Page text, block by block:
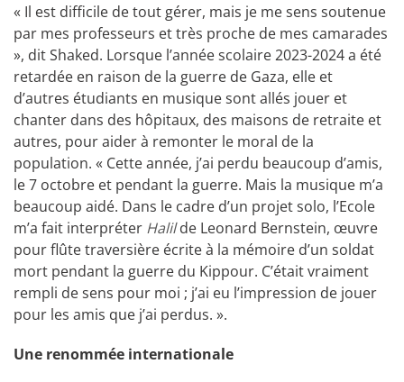
« Il est difficile de tout gérer, mais je me sens soutenue
par mes professeurs et très proche de mes camarades
», dit Shaked. Lorsque l’année scolaire 2023-2024 a été
retardée en raison de la guerre de Gaza, elle et
d’autres étudiants en musique sont allés jouer et
chanter dans des hôpitaux, des maisons de retraite et
autres, pour aider à remonter le moral de la
population. « Cette année, j’ai perdu beaucoup d’amis,
le 7 octobre et pendant la guerre. Mais la musique m’a
beaucoup aidé. Dans le cadre d’un projet solo, l’Ecole
m’a fait interpréter Halilde Leonard Bernstein, œuvre
pour flûte traversière écrite à la mémoire d’un soldat
mort pendant la guerre du Kippour. C’était vraiment
rempli de sens pour moi ; j’ai eu l’impression de jouer
pour les amis que j’ai perdus. ».
Une renommée internationale